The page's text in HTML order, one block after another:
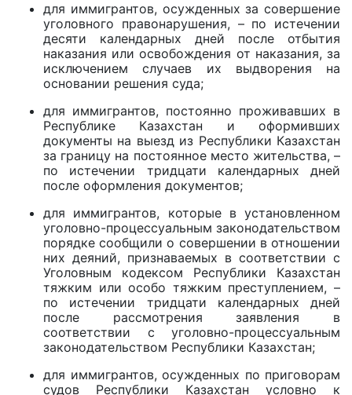
для иммигрантов, осужденных за совершение
уголовного правонарушения, – по истечении
десяти календарных дней после отбытия
наказания или освобождения от наказания, за
исключением случаев их выдворения на
основании решения суда;
для иммигрантов, постоянно проживавших в
Республике Казахстан и оформивших
документы на выезд из Республики Казахстан
за границу на постоянное место жительства, –
по истечении тридцати календарных дней
после оформления документов;
для иммигрантов, которые в установленном
уголовно-процессуальным законодательством
порядке сообщили о совершении в отношении
них деяний, признаваемых в соответствии с
Уголовным кодексом Республики Казахстан
тяжким или особо тяжким преступлением, –
по истечении тридцати календарных дней
после рассмотрения заявления в
соответствии с уголовно-процессуальным
законодательством Республики Казахстан;
для иммигрантов, осужденных по приговорам
судов Республики Казахстан условно к